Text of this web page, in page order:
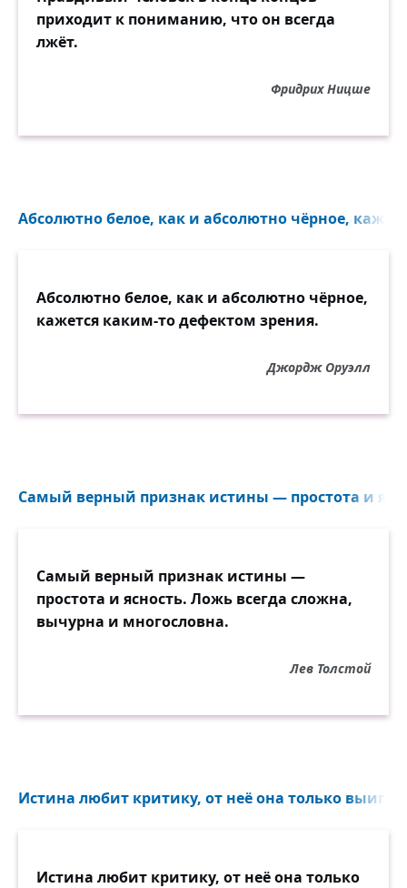
приходит к пониманию, что он всегда
лжёт.
Фридрих Ницше
Абсолютно белое, как и абсолютно чёрное,
Абсолютно белое, как и абсолютно чёрное,
кажется каким-то дефектом зрения.
Джордж Оруэлл
Самый верный признак истины — простота и
Самый верный признак истины —
простота и ясность. Ложь всегда сложна,
вычурна и многословна.
Лев Толстой
Истина любит критику, от неё она только
Истина любит критику, от неё она только